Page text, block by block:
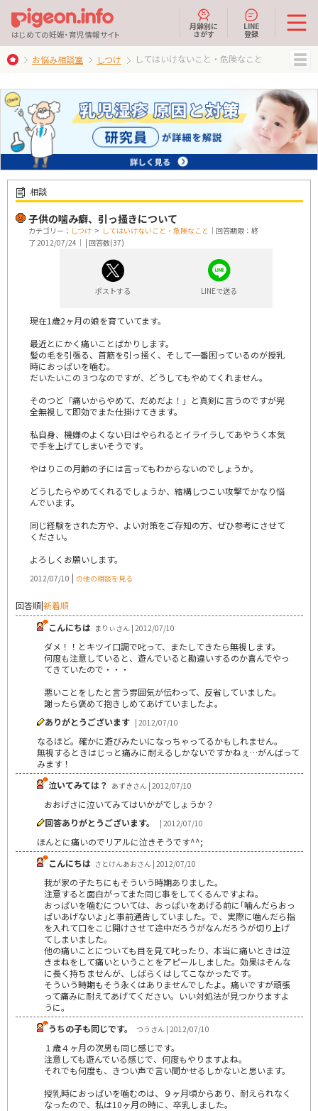
はじめての妊娠・育児情報サイト
月齢別に
さがす
LINE
登録
お悩み相談室 しつけ してはいけないこと・危険なこと
相談
子供の噛み癖、引っ掻きについて
カテゴリー： しつけ > してはいけないこと・危険なこと ｜回答期限：終
了 2012/07/24｜ | 回答数(37)
ポストする LINEで送る
現在1歳2ヶ月の娘を育ていてます。
最近とにかく痛いことばかりします。
髪の毛を引張る、首筋を引っ掻く、そして一番困っているのが授乳
時におっぱいを噛む。
だいたいこの３つなのですが、どうしてもやめてくれません。
そのつど「痛いからやめて、だめだよ！」と真剣に言うのですが完
全無視して即効でまた仕掛けてきます。
私自身、機嫌のよくない日はやられるとイライラしてあやうく本気
で手を上げてしまいそうです。
やはりこの月齢の子には言ってもわからないのでしょうか。
どうしたらやめてくれるでしょうか、結構しつこい攻撃でかなり悩
んでいます。
同じ経験をされた方や、よい対策をご存知の方、ぜひ参考にさせて
ください。
よろしくお願いします。
2012/07/10 | の他の相談を見る
回答順|新着順
こんにちは まりぃさん | 2012/07/10
ダメ！！とキツイ口調で叱って、またしてきたら無視します。
何度も注意していると、遊んでいると勘違いするのか喜んでやっ
てきていたので・・・
悪いことをしたと言う雰囲気が伝わって、反省していました。
謝ったら褒めて抱きしめてあげていましたよ。
ありがとうございます | 2012/07/10
なるほど。確かに遊びみたいになっちゃってるかもしれません。
無視するときはじっと痛みに耐えるしかないですかねぇ…がんばって
みます！
泣いてみては？ あずきさん | 2012/07/10
おおげさに泣いてみてはいかがでしょうか？
回答ありがとうございます。
| 2012/07/10
ほんとに痛いのでリアルに泣きそうです^^;
こんにちは さとけんあおさん | 2012/07/10
我が家の子たちにもそういう時期ありました。
注意すると面白がってまた同じ事をしてくるんですよね。
おっぱいを噛むについては、おっぱいをあげる前に｢噛んだらおっ
ぱいあげないよ｣と事前通告していました。で、実際に噛んだら指
を入れて口をこじ開けさせて途中だろうがなんだろうが切り上げ
てしまいました。
他の痛いことについても目を見て叱ったり、本当に痛いときは泣
きまねをして痛いということをアピールしました。効果はそんな
に長く持ちませんが、しばらくはしてこなかったです。
そういう時期もそう永くはありませんでしたよ。痛いですが頑張
って痛みに耐えてあげてください。いい対処法が見つかりますよ
うに。
うちの子も同じです。
つうさん | 2012/07/10
１歳４ヶ月の次男も同じ感じです。
注意しても遊んでいる感じで、何度もやりますよね。
それでも何度も、きつい声で言い聞かせるしかないと思います。
授乳時におっぱいを噛むのは、９ヶ月頃からあり、耐えられなく
なったので、私は10ヶ月の時に、卒乳しました。